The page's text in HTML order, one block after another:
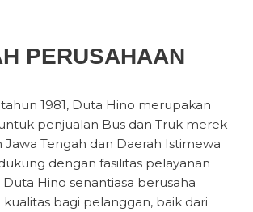
PERUSAHAAN
1981, Duta Hino merupakan
penjualan Bus dan Truk merek
Jawa Tengah dan Daerah Istimewa
dengan fasilitas pelayanan
Hino senantiasa berusaha
bagi pelanggan, baik dari